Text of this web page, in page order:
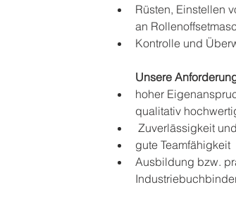
Rüsten, Einstellen
an
Kontrolle und
Unsere
hoher
qualitativ
Zuverlässigkeit
gute Teamfähigkeit
Ausbildung bzw.